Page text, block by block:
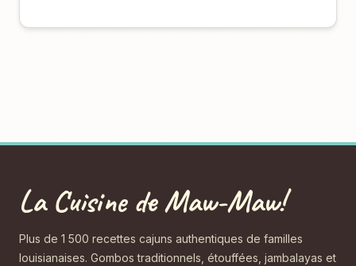
La Cuisine de Maw-Maw!
Plus de 1 500 recettes cajuns authentiques de familles
louisianaises. Gombos traditionnels, étouffées, jambalayas et